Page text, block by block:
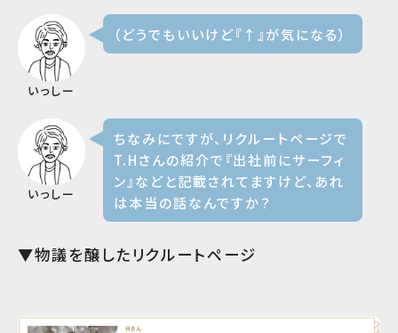
いっしー
（どうでもいいけど『↑』が気になる）
いっしー
ちなみにですが、リクルートページで
T.Hさんの紹介で『出社前にサーフィ
ン』などと記載されてますけど、あれ
は本当の話なんですか？
▼物議を醸した リクルートページ